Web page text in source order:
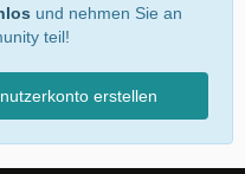
und nehmen Sie an
teil!
erstellen